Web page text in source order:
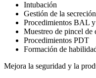
Intubación
Gestión de la
Procedimientos BAL
Muestreo de pincel de
Procedimientos PDT
Formación de
​​Mejora la seguridad y la